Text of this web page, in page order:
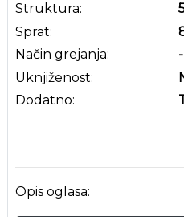
Struktura:
Sprat:
Način grejanja:
Uknjiženost:
Dodatno:
-
Opis oglasa: